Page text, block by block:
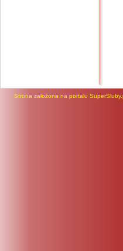
Strona założona na portalu